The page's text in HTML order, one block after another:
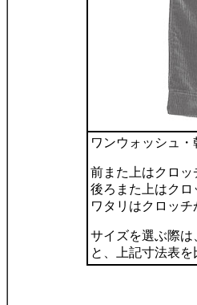
ワンウォッシュ
前また上はクロ
後ろまた上はク
ワタリはクロッ
サイズを選ぶ際
と、上記寸法表